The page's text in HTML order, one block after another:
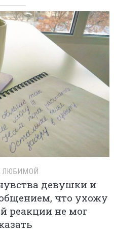
ЛЮБИМОЙ
девушки и
что ухожу
реакции не мог